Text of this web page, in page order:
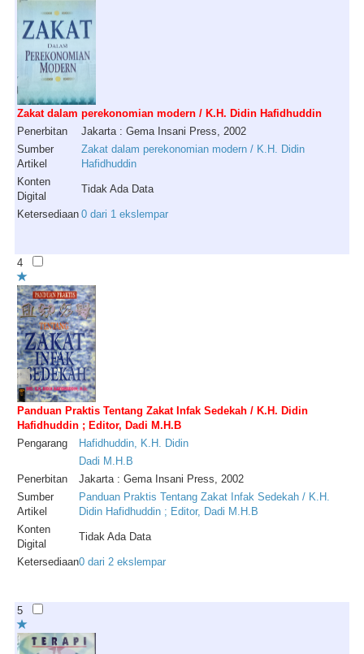
Zakat dalam perekonomian modern / K.H. Didin Hafidhuddin
Penerbitan
Jakarta : Gema Insani Press, 2002
Sumber
Artikel
Zakat dalam perekonomian modern / K.H. Didin
Hafidhuddin
Konten
Digital
Tidak Ada Data
Ketersediaan 0 dari 1 ekslempar
4
Panduan Praktis Tentang Zakat Infak Sedekah / K.H. Didin
Hafidhuddin ; Editor, Dadi M.H.B
Pengarang
Hafidhuddin, K. H . Didin
Dadi M . H . B
Penerbitan
Jakarta : Gema Insani Press, 2002
Sumber
Artikel
Panduan Praktis Tentang Zakat Infak Sedekah / K.H.
Didin Hafidhuddin ; Editor, Dadi M.H.B
Konten
Digital
Tidak Ada Data
Ketersediaan0 dari 2 ekslempar
5